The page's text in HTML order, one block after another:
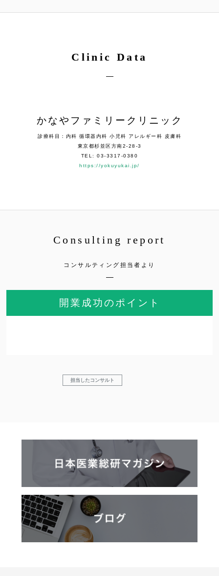
Clinic Data
かなやファミリークリニック
診療科目：内科 循環器内科 小児科 アレルギー科 皮膚科
東京都杉並区方南2-28-3
TEL: 03-3317-0380
https://yokuyukai.jp/
Consulting report
コンサルティング担当者より
開業成功のポイント
担当したコンサルト